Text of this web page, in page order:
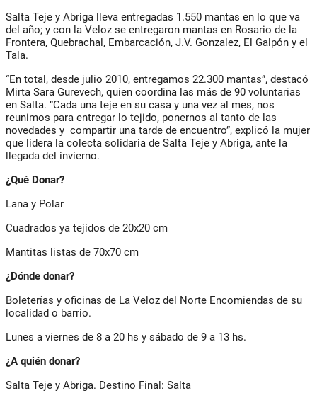
Salta Teje y Abriga lleva entregadas 1.550 mantas en lo que va
del año; y con la Veloz se entregaron mantas en Rosario de la
Frontera, Quebrachal, Embarcación, J.V. Gonzalez, El Galpón y el
Tala.
“En total, desde julio 2010, entregamos 22.300 mantas”, destacó
Mirta Sara Gurevech, quien coordina las más de 90 voluntarias
en Salta. “Cada una teje en su casa y una vez al mes, nos
reunimos para entregar lo tejido, ponernos al tanto de las
novedades y compartir una tarde de encuentro”, explicó la mujer
que lidera la colecta solidaria de Salta Teje y Abriga, ante la
llegada del invierno.
¿Qué Donar?
Lana y Polar
Cuadrados ya tejidos de 20x20 cm
Mantitas listas de 70x70 cm
¿Dónde donar?
Boleterías y oficinas de La Veloz del Norte Encomiendas de su
localidad o barrio.
Lunes a viernes de 8 a 20 hs y sábado de 9 a 13 hs.
¿A quién donar?
Salta Teje y Abriga. Destino Final: Salta